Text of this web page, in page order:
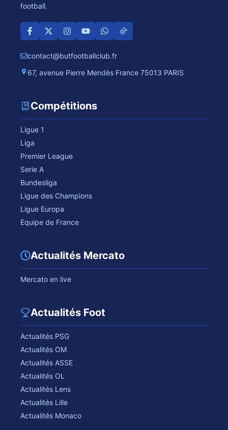
football.
contact@butfootballclub.fr
67, avenue Pierre Mendès France 75013 PARIS
Compétitions
Ligue 1
Liga
Premier League
Serie A
Bundesliga
Ligue des Champions
Ligue Europa
Equipe de France
Actualités Mercato
Mercato en live
Actualités Foot
Actualités PSG
Actualités OM
Actualités ASSE
Actualités OL
Actualités Lens
Actualités Lille
Actualités Monaco